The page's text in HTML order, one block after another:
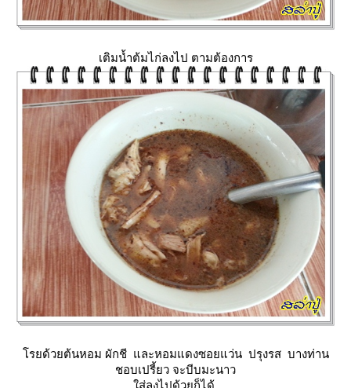
เติมน้ำต้มไก่ลงไป ตามต้องการ
รยด้วยต้นหอม ผักชี และหอมแดงซอยแว่น ปรุงรส บางท่าน
ชอบเปรี้ยว จะบีบมะนาว
ส่ลงไปด้วยก็ได้